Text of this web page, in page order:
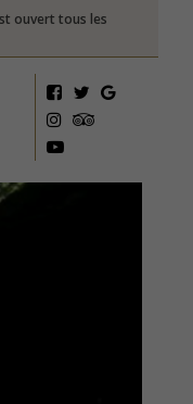
ouvert tous les